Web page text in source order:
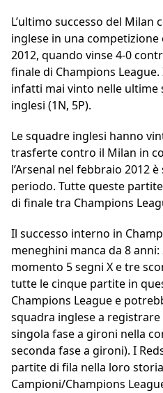
L’ultimo successo del Milan
inglese in una
2012, quando vinse 4-0
finale di Champions
infatti mai vinto nelle ultime
inglesi (1N, 5P).
Le squadre inglesi hanno
trasferte contro il Milan in
l’Arsenal nel febbraio 2012
periodo. Tutte queste
di finale tra Champions
Il successo interno in
meneghini manca da 8 anni:
momento 5 segni X e tre
tutte le cinque partite in
Champions League e
squadra inglese a registrare
singola fase a gironi nella
seconda fase a gironi). I
partite di fila nella loro
Campioni/Champions